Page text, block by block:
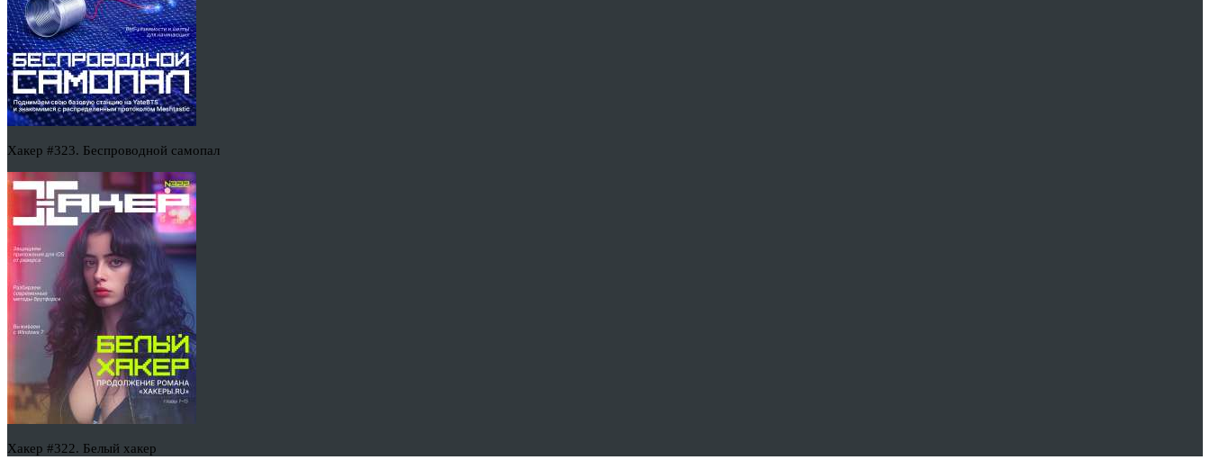
Хакер #323. Беспроводной самопал
Хакер #322. Белый хакер